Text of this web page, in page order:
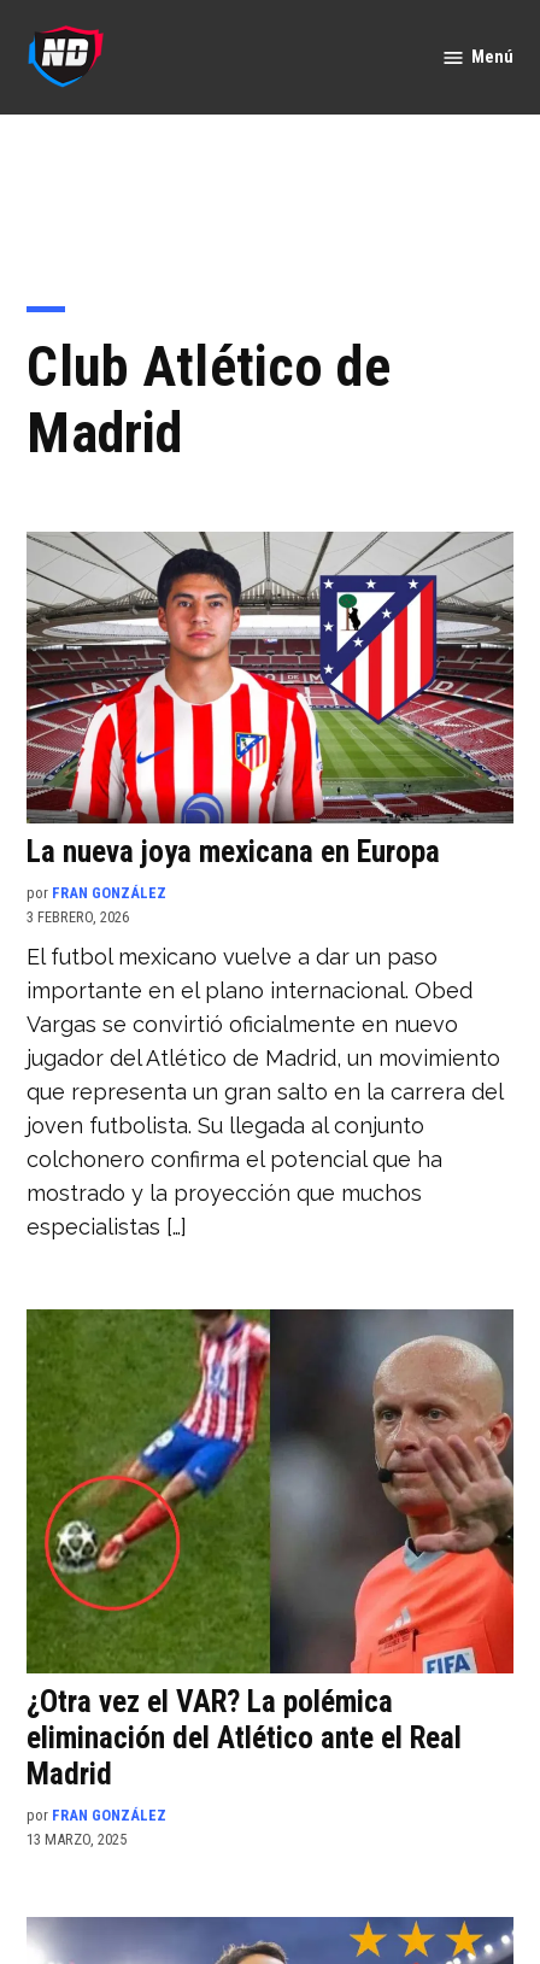
contenido
Menú
Club Atlético de
Madrid
La nueva joya mexicana en Europa
por FRAN GONZÁLEZ
3 FEBRERO, 2026
El futbol mexicano vuelve a dar un paso
importante en el plano internacional. Obed
Vargas se convirtió oficialmente en nuevo
jugador del Atlético de Madrid, un movimiento
que representa un gran salto en la carrera del
joven futbolista. Su llegada al conjunto
colchonero confirma el potencial que ha
mostrado y la proyección que muchos
especialistas […]
¿Otra vez el VAR? La polémica
eliminación del Atlético ante el Real
Madrid
por FRAN GONZÁLEZ
13 MARZO, 2025